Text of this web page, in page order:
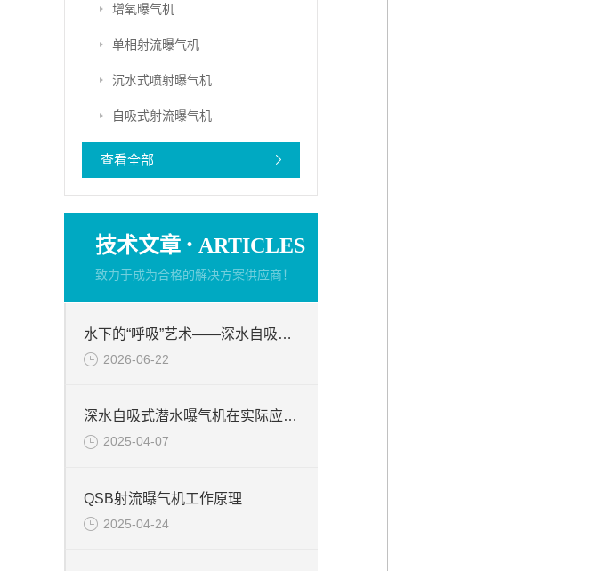
增氧曝气机
单相射流曝气机
沉水式喷射曝气机
自吸式射流曝气机
查看全部
技术文章 · ARTICLES
致力于成为合格的解决方案供应商！
水下的“呼吸”艺术——深水自吸式潜水曝气机的技术原理与核心优势
2026-06-22
深水自吸式潜水曝气机在实际应用场景中的性能优势
2025-04-07
QSB射流曝气机工作原理
2025-04-24